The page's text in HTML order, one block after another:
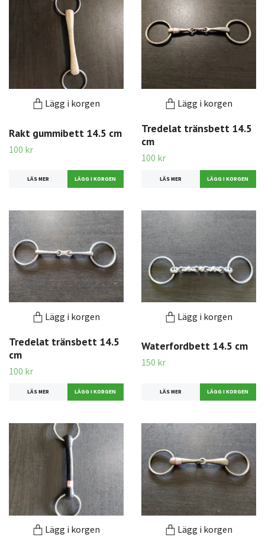
Lägg i korgen
Rakt gummibett 14.5 cm
100 kr
LÄS MER
Lägg i korgen
Tredelat tränsbett 14.5
cm
100 kr
LÄS MER
Lägg i korgen
Tredelat tränsbett 14.5
cm
100 kr
LÄS MER
Lägg i korgen
Waterfordbett 14.5 cm
150 kr
LÄS MER
Lägg i korgen Lägg i korgen